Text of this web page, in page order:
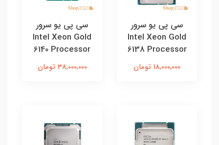
سی پی یو سرور
Intel Xeon Gold
6138 Processor
18,000,000 تومان
سی پی یو سرور
Intel Xeon Gold
6140 Processor
38,000,000 تومان